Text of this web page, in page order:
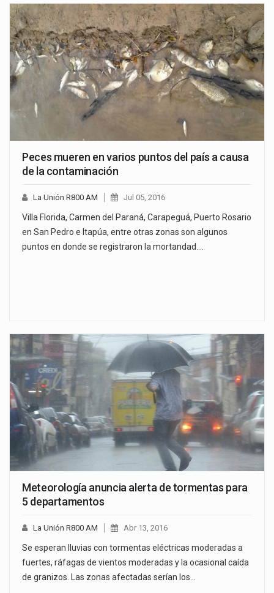
Peces mueren en varios puntos del país a causa
de la contaminación
La Unión R800 AM Jul 05, 2016
Villa Florida, Carmen del Paraná, Carapeguá, Puerto Rosario
en San Pedro e Itapúa, entre otras zonas son algunos
puntos en donde se registraron la mortandad.…
Meteorología anuncia alerta de tormentas para
5 departamentos
La Unión R800 AM Abr 13, 2016
Se esperan lluvias con tormentas eléctricas moderadas a
fuertes, ráfagas de vientos moderadas y la ocasional caída
de granizos. Las zonas afectadas serían los…